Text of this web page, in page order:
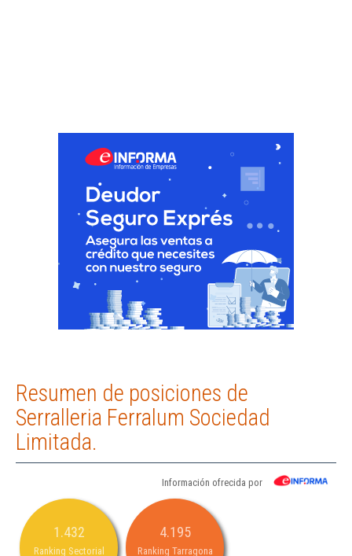
Resumen de posiciones de
Serralleria Ferralum Sociedad
Limitada.
Información ofrecida por
1.432
Ranking Sectorial
4.195
Ranking Tarragona